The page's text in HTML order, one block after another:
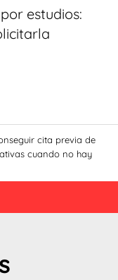
estudios:
cita previa de
cuando no hay